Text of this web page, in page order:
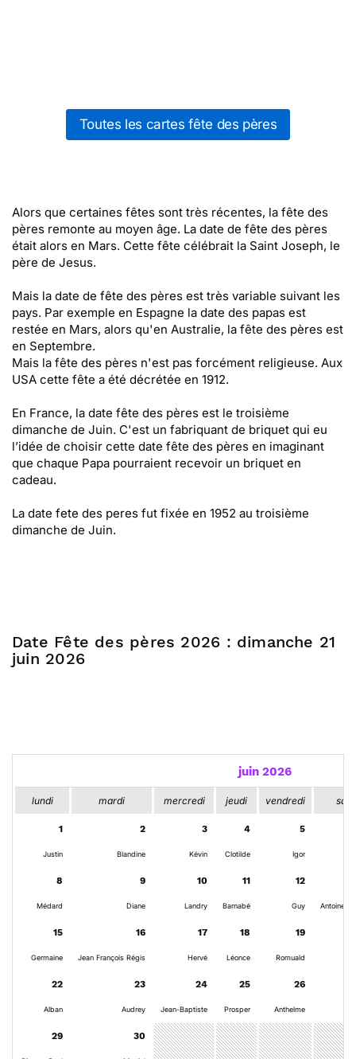
Toutes les cartes fête des pères
Alors que certaines fêtes sont très récentes, la fête des
pères remonte au moyen âge. La date de fête des pères
était alors en Mars. Cette fête célébrait la Saint Joseph, le
père de Jesus.
Mais la date de fête des pères est très variable suivant les
pays. Par exemple en Espagne la date des papas est
restée en Mars, alors qu'en Australie, la fête des pères est
en Septembre.
Mais la fête des pères n'est pas forcément religieuse. Aux
USA cette fête a été décrétée en 1912.
En France, la date fête des pères est le troisième
dimanche de Juin. C'est un fabriquant de briquet qui eu
l’idée de choisir cette date fête des pères en imaginant
que chaque Papa pourraient recevoir un briquet en
cadeau.
La date fete des peres fut fixée en 1952 au troisième
dimanche de Juin.
Date Fête des pères 2026 : dimanche 21
juin 2026
juin 2026
lundi mardi mercredi jeudi vendredi
1
Justin
2
Blandine
3
Kévin
4
Clotilde
5
Igor
8
Médard
9
Diane
10
Landry
11
Barnabé
12
Guy Antoine
15
Germaine
16
Jean François Régis
17
Hervé
18
Léonce
19
Romuald
22
Alban
23
Audrey
24
Jean-Baptiste
25
Prosper
26
Anthelme
29 30